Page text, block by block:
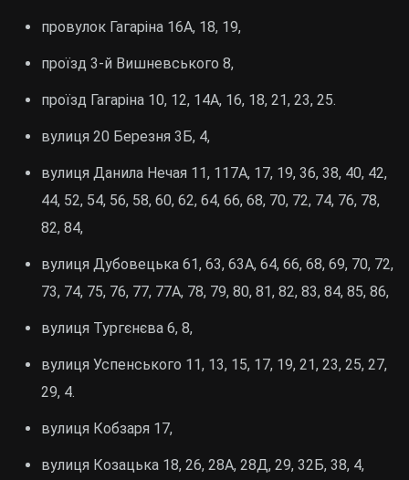
провулок Гагаріна 16А, 18, 19,
проїзд 3-й Вишневського 8,
проїзд Гагаріна 10, 12, 14А, 16, 18, 21, 23, 25.
вулиця 20 Березня 3Б, 4,
вулиця Данила Нечая 11, 117А, 17, 19, 36, 38, 40, 42,
44, 52, 54, 56, 58, 60, 62, 64, 66, 68, 70, 72, 74, 76, 78,
82, 84,
вулиця Дубовецька 61, 63, 63А, 64, 66, 68, 69, 70, 72,
73, 74, 75, 76, 77, 77А, 78, 79, 80, 81, 82, 83, 84, 85, 86,
вулиця Тургєнєва 6, 8,
вулиця Успенського 11, 13, 15, 17, 19, 21, 23, 25, 27,
29, 4.
вулиця Кобзаря 17,
вулиця Козацька 18, 26, 28А, 28Д, 29, 32Б, 38, 4,